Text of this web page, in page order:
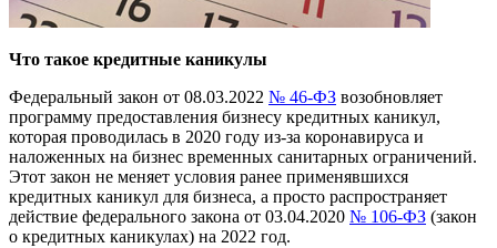
Что такое кредитные каникулы
Федеральный закон от 08.03.2022 № 46-ФЗ возобновляет
программу предоставления бизнесу кредитных каникул,
которая проводилась в 2020 году из-за коронавируса и
наложенных на бизнес временных санитарных ограничений.
Этот закон не меняет условия ранее применявшихся
кредитных каникул для бизнеса, а просто распространяет
действие федерального закона от 03.04.2020 № 106-ФЗ (закон
о кредитных каникулах) на 2022 год.